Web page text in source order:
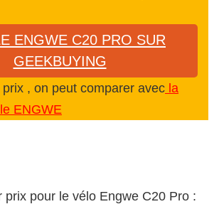
ENGWE C20 PRO SUR
GEEKBUYING
prix , on peut comparer avec la
ENGWE
prix pour le vélo Engwe C20 Pro :